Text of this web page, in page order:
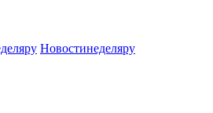
Новостинеделяру